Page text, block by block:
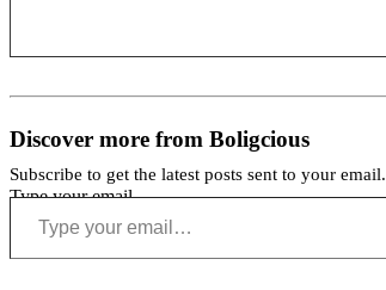
Discover more from Boligcious
Subscribe to get the latest posts sent to your email.
Type your email…